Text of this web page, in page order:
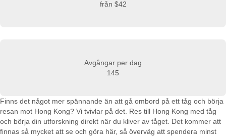
från $42
Avgångar per dag
145
Finns det något mer spännande än att gå ombord på ett tåg och börja
resan mot Hong Kong? Vi tvivlar på det. Res till Hong Kong med tåg
och börja din utforskning direkt när du kliver av tåget. Det kommer att
finnas så mycket att se och göra här, så överväg att spendera minst